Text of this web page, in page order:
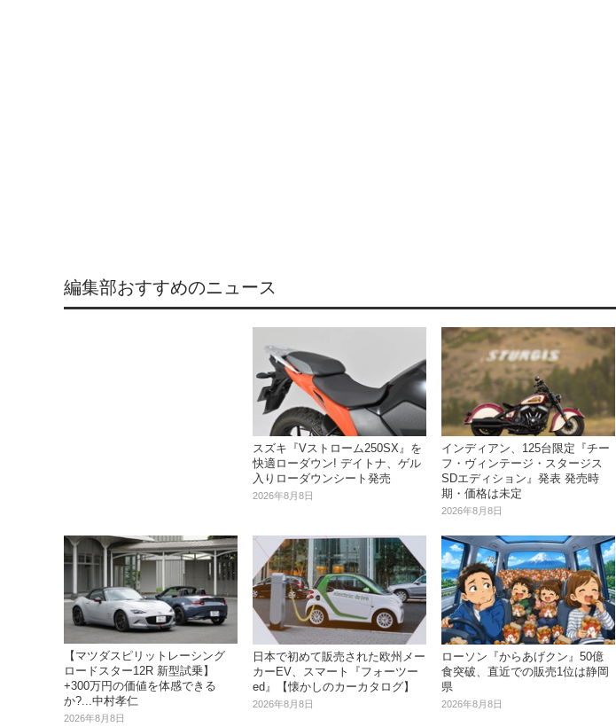
編集部おすすめのニュース
スズキ『Vストローム250SX』を
快適ローダウン! デイトナ、ゲル
入りローダウンシート発売
2026年8月8日
インディアン、125台限定『チー
フ・ヴィンテージ・スタージス
SDエディション』発表 発売時
期・価格は未定
2026年8月8日
【マツダスピリットレーシング
ロードスター12R 新型試乗】
+300万円の価値を体感できる
か?...中村孝仁
2026年8月8日
日本で初めて販売された欧州メー
カーEV、スマート『フォーツー
ed』【懐かしのカーカタログ】
2026年8月8日
ローソン『からあげクン』50億
食突破、直近での販売1位は静岡
県
2026年8月8日